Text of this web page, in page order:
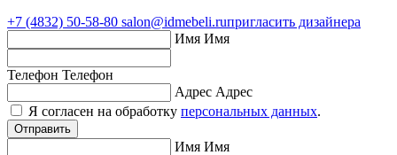
+7 (4832) 50-58-80 salon@idmebeli.ruпригласить дизайнера
Имя Имя
Телефон Телефон
Адрес Адрес
Я согласен на обработку персональных данных.
Отправить
Имя Имя